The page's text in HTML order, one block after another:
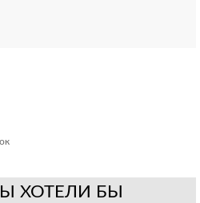
ХОТЕЛИ БЫ